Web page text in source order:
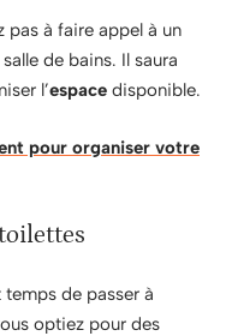
pas à faire appel à un
de bains. Il saura
l’espace disponible.
pour organiser votre
de passer à
optiez pour des